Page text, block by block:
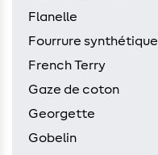
Flanelle
Fourrure synthétique
French Terry
Gaze de coton
Georgette
Gobelin